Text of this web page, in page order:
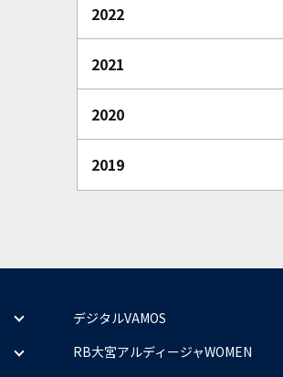
2022
2021
2020
2019
デジタルVAMOS
RB大宮アルディージャWOMEN